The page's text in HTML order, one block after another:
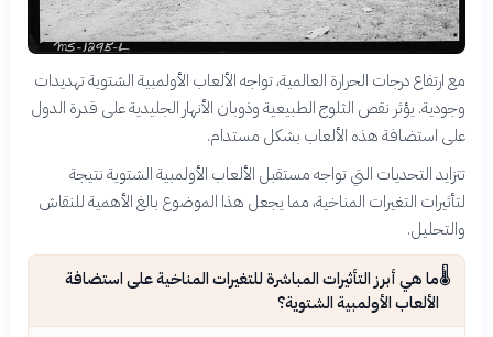
مع ارتفاع درجات الحرارة العالمية، تواجه الألعاب الأولمبية الشتوية تهديدات
وجودية. يؤثر نقص الثلوج الطبيعية وذوبان الأنهار الجليدية على قدرة الدول
على استضافة هذه الألعاب بشكل مستدام.
تتزايد التحديات التي تواجه مستقبل الألعاب الأولمبية الشتوية نتيجة
لتأثيرات التغيرات المناخية، مما يجعل هذا الموضوع بالغ الأهمية للنقاش
والتحليل.
🌡️ما هي أبرز التأثيرات المباشرة للتغيرات المناخية على استضافة
الألعاب الأولمبية الشتوية؟